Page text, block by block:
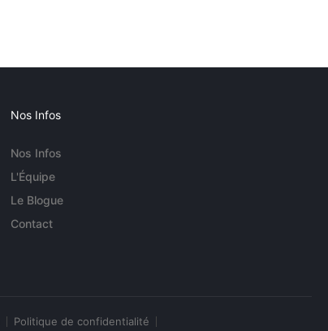
Nos Infos
Nos Infos
L'Équipe
Le Blogue
Contact
Politique de confidentialité